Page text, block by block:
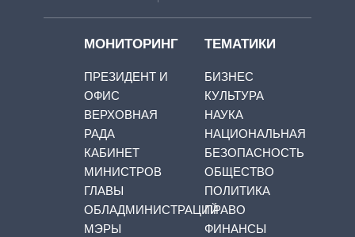
МОНИТОРИНГ
ПРЕЗИДЕНТ И
ОФИС
ВЕРХОВНАЯ
РАДА
КАБИНЕТ
МИНИСТРОВ
ГЛАВЫ
ОБЛАДМИНИСТРАЦИЙ
МЭРЫ
ТЕМАТИКИ
БИЗНЕС
КУЛЬТУРА
НАУКА
НАЦИОНАЛЬНАЯ
БЕЗОПАСНОСТЬ
ОБЩЕСТВО
ПОЛИТИКА
ПРАВО
ФИНАНСЫ